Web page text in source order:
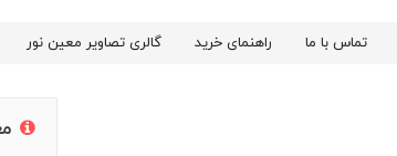
تماس با ما راهنمای خرید گالری تصاویر معین نور